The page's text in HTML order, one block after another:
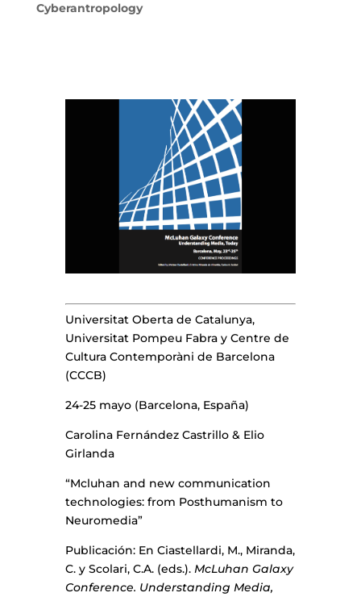
Cyberantropology
Universitat Oberta de Catalunya,
Universitat Pompeu Fabra y Centre de
Cultura Contemporàni de Barcelona
(CCCB)
24-25 mayo (Barcelona, España)
Carolina Fernández Castrillo & Elio
Girlanda
“Mcluhan and new communication
technologies: from Posthumanism to
Neuromedia”
Publicación: En Ciastellardi, M., Miranda,
C. y Scolari, C.A. (eds.). McLuhan Galaxy
Conference. Understanding Media,